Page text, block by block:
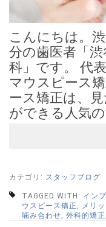
こんにちは。
分の歯医者「
科」です。 代
マウスピース
ース矯正は、
ができる人気
カテゴリ: スタッフブログ
TAGGED WITH: イン
ウスピース矯正 , メリッ
噛み合わせ, 外科的矯正